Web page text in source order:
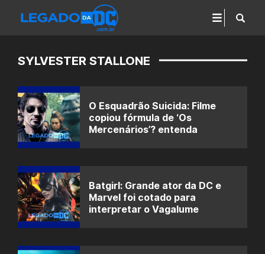
SYLVESTER STALLONE
O Esquadrão Suicida: Filme
copiou fórmula de ‘Os
Mercenários’? entenda
Batgirl: Grande ator da DC e
Marvel foi cotado para
interpretar o Vagalume